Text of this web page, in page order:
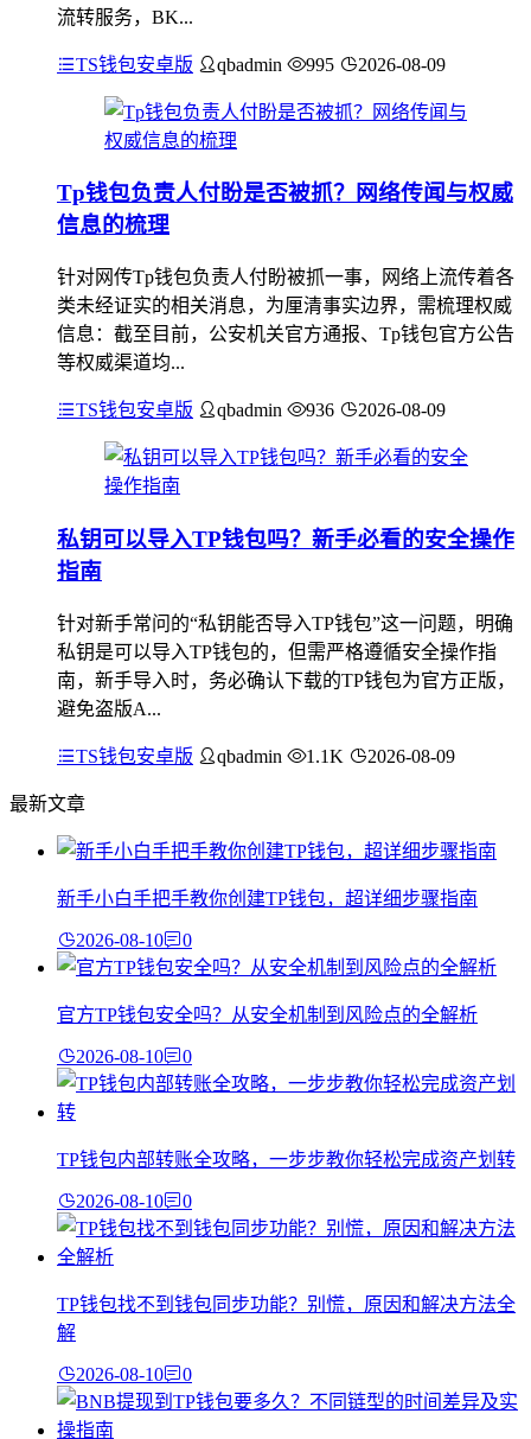
流转服务，BK...
TS钱包安卓版 qbadmin 995 2026-08-09
Tp钱包负责人付盼是否被抓？网络传闻与权威
信息的梳理
针对网传Tp钱包负责人付盼被抓一事，网络上流传着各
类未经证实的相关消息，为厘清事实边界，需梳理权威
信息：截至目前，公安机关官方通报、Tp钱包官方公告
等权威渠道均...
TS钱包安卓版 qbadmin 936 2026-08-09
私钥可以导入TP钱包吗？新手必看的安全操作
指南
针对新手常问的“私钥能否导入TP钱包”这一问题，明确
私钥是可以导入TP钱包的，但需严格遵循安全操作指
南，新手导入时，务必确认下载的TP钱包为官方正版，
避免盗版A...
TS钱包安卓版 qbadmin 1.1K 2026-08-09
最新文章
新手小白手把手教你创建TP钱包，超详细步骤指南
2026-08-10 0
官方TP钱包安全吗？从安全机制到风险点的全解析
2026-08-10 0
TP钱包内部转账全攻略，一步步教你轻松完成资产划转
2026-08-10 0
TP钱包找不到钱包同步功能？别慌，原因和解决方法全
解
2026-08-10 0